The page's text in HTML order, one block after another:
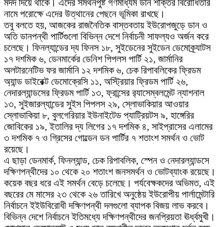
মদদ দিয়ে থাকে। এদের সমর্থনপুষ্ট গণমাধ্যম ডান শক্তির বিরোধিতার
নামে পরোক্ষে এদের উত্থানের পেছনে ভূমিকা রাখছে।
তবু বলতে হয়, আজকের রাজনৈতিক বাস্তবতায় ইউরোপজুড়ে ডান ও
অতি ডানপন্থী পার্টিগুলো বিভিন্ন দেশে নির্বাচনী সাফল্যও অর্জন করে
চলেছে। ফিনল্যান্ডের দ্য ফিনস ১৮, সুইডেনের সুইডেন ডেমোক্র্যাটস
১৭ দশমিক ৬, ডেনমার্কের ডেনিশ পিপলস পার্টি ২১, জার্মানির
অলটারনেটিভ ফর জার্মানি ১২ দশমিক ৬, চেক রিপাবলিকের ফ্রিডম
অ্যান্ড ডাইরেক্ট ডেমোক্রেসি ১১, অস্ট্রিয়ার ফ্রিডম পার্টি ২৬,
নেদারল্যান্ডসের ফ্রিডম পার্টি ১৩, ফ্রান্সের র‌্যাসেম্বলমেন্ট ন্যাশনাল
১৩, সুইজারল্যান্ডের সুইস পিপলস ২৯, স্লোভাকিয়ার আওয়ার
স্লোভাকিয়া ৮, বুলগেরিয়ার ইউনাইটেড প্যাট্রিয়টস ৯, হাঙ্গেরির
জোবিকের ১৯, ইতালির দ্য লিগের ১৭ দশমিক ৪, সাইপ্রাসের এলামের
৩ দশমিক ৭ ও গ্রিসের গোল্ডেন ডন পার্টির ৭ শতাংশ সমর্থন ও ভোট
রয়েছে।
এ ছাড়া ডেনমার্ক, ফিনল্যান্ড, চেক রিপাবলিক, স্পেন ও নেদারল্যান্ডসে
দক্ষিণপন্থীদের ১০ থেকে ২০ শতাংশ জনসমর্থন ও ভোটব্যাংক রয়েছে।
কয়েক বছর ধরে এই সমর্থন বেড়ে চলেছে। পর্যবেক্ষকদের অভিমত, এই
বছরের মে মাসের ২৩ থেকে ২৬ তারিখে অনুষ্ঠেয় ইউরোপীয় পার্লামেন্টারি
নির্বাচনে ইইউবিরোধী দক্ষিণপন্থী দলগুলো ব্যাপক বিজয় লাভ করবে।
বিভিন্ন দেশে নির্বাচনে ইতিমধ্যে দক্ষিণপন্থীদের জনপ্রিয়তা ঊর্ধ্বমুখী।